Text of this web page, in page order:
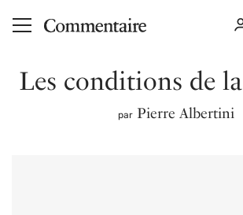
Aller au contenu principal
Les conditions de
par Pierre Albertini